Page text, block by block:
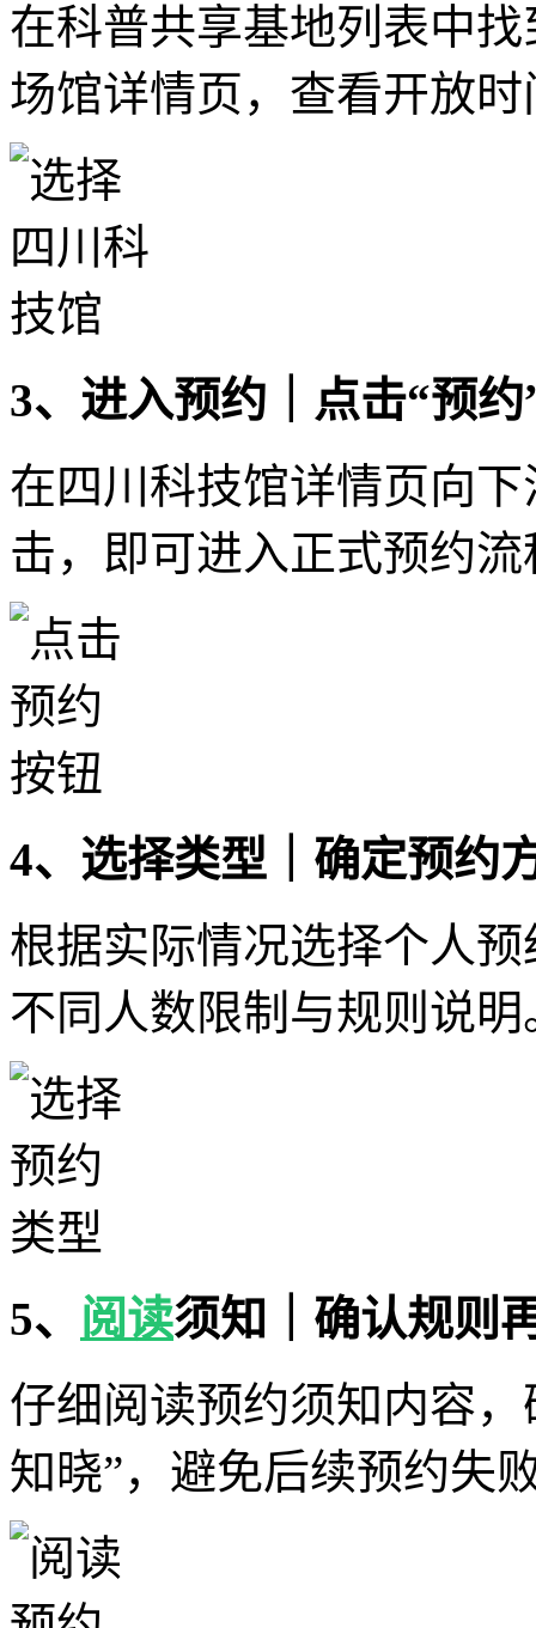
在科普共享基地列表中
场馆详情页，查看开放
3、进入预约｜点击“预约
在四川科技馆详情页向
击，即可进入正式预约
4、选择类型｜确定预约
根据实际情况选择个人
不同人数限制与规则说明
5、 阅读须知｜确认规则
仔细阅读预约须知内容
知晓”，避免后续预约失